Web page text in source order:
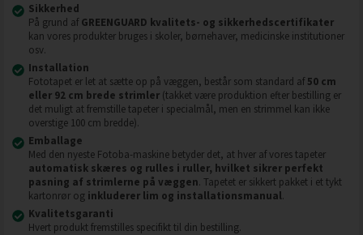
Sikkerhed
På grund af GREENGUARD kvalitets- og sikkerhedscertifikater
kan vores produkter bruges i skoler, børnehaver, medicinske institutioner
osv.
Installation
Fototapet er let at sætte op på væggen, består som standard af 50 cm
eller 92 cm brede strimler (takket være produktion efter bestilling er
det muligt at fremstille tapeter i specialmål, men en strimmel kan ikke
overstige 100 cm bredde).
Emballage
Med den nyeste Fotoba-maskine betyder det, at hver af vores tapeter
automatisk skæres og rulles i ruller, hvilket sikrer perfekt
pasning af strimlerne på væggen. Tapetet er sikkert pakket i et tykt
kartonrør og inkluderer lim og installationsmanual.
Kvalitetsgaranti
Hvert produkt fremstilles specifikt til din bestilling.